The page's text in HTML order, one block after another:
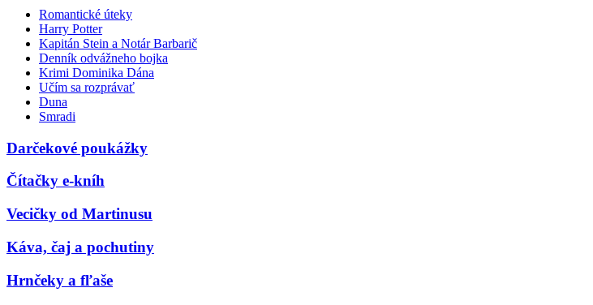
Romantické úteky
Harry Potter
Kapitán Stein a Notár Barbarič
Denník odvážneho bojka
Krimi Dominika Dána
Učím sa rozprávať
Duna
Smradi
Darčekové poukážky
Čítačky e-kníh
Vecičky od Martinusu
Káva, čaj a pochutiny
Hrnčeky a fľaše